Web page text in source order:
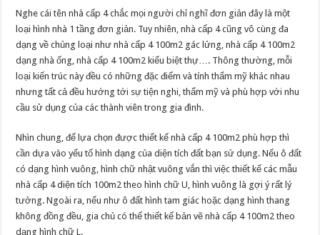
Nghe cái tên nhà cấp 4 chắc mọi người chỉ nghĩ đơn giản đây là một
loại hình nhà 1 tầng đơn giản. Tuy nhiên, nhà cấp 4 cũng vô cùng đa
dạng về chủng loại như nhà cấp 4 100m2 gác lửng, nhà cấp 4 100m2
dạng nhà ống, nhà cấp 4 100m2 kiểu biệt thự…. Thông thường, mỗi
loại kiến trúc này đều có những đặc điểm và tính thẩm mỹ khác nhau
nhưng tất cả đều hướng tới sự tiện nghi, thẩm mỹ và phù hợp với nhu
cầu sử dụng của các thành viên trong gia đình.
Nhìn chung, để lựa chọn được thiết kế nhà cấp 4 100m2 phù hợp thì
cần dựa vào yếu tố hình dạng của diện tích đất bạn sử dụng. Nếu ô đất
có dạng hình vuông, hình chữ nhật vuông vắn thì việc thiết kế các mẫu
nhà cấp 4 diện tích 100m2 theo hình chữ U, hình vuông là gợi ý rất lý
tưởng. Ngoài ra, nếu như ô đất hình tam giác hoặc dạng hình thang
không đồng đều, gia chủ có thể thiết kế bản vẽ nhà cấp 4 100m2 theo
dạng hình chữ L.